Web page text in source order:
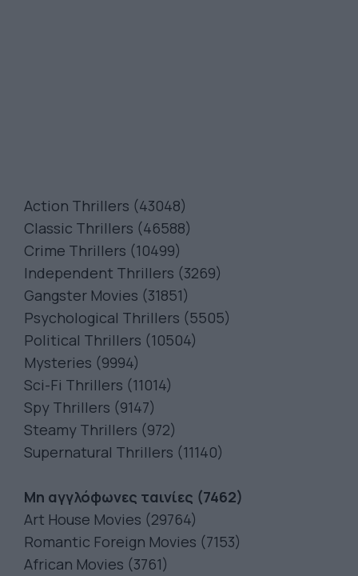
Action Thrillers (43048)
Classic Thrillers (46588)
Crime Thrillers (10499)
Independent Thrillers (3269)
Gangster Movies (31851)
Psychological Thrillers (5505)
Political Thrillers (10504)
Mysteries (9994)
Sci-Fi Thrillers (11014)
Spy Thrillers (9147)
Steamy Thrillers (972)
Supernatural Thrillers (11140)
Μη αγγλόφωνες ταινίες (7462)
Art House Movies (29764)
Romantic Foreign Movies (7153)
African Movies (3761)